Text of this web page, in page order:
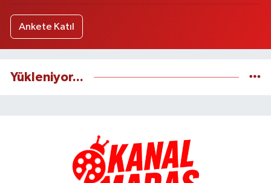
Ankete Katıl
Yükleniyor...